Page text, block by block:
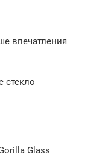
впечатления
стекло
Glass